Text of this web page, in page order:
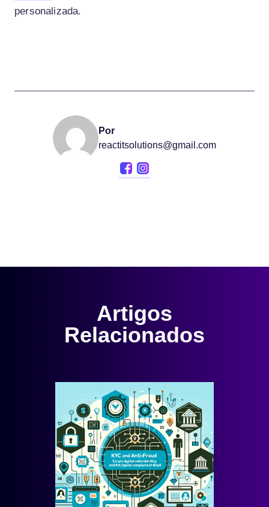
personalizada.
Por
reactitsolutions@gmail.com
Artigos
Relacionados